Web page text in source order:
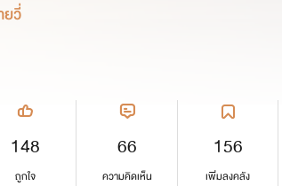
วี่
148
ถูกใจ
66
ความคิดเห็น
156
เพิ่มลงคลัง